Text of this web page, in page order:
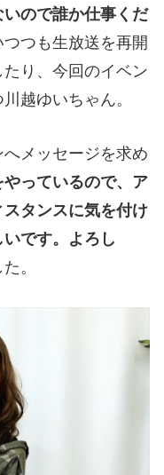
いので誰か仕事くだ
つも生放送を再開
り、今回のイベン
越ゆいちゃん。
メッセージを求め
やっているので、ア
タンスに気を付け
です。よろし
。